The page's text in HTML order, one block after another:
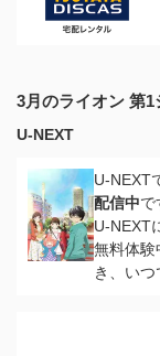
3月のライオン 第
U-NEXT
U-NEXT
配信中で
U-NEXT
無料体験
き、いつ